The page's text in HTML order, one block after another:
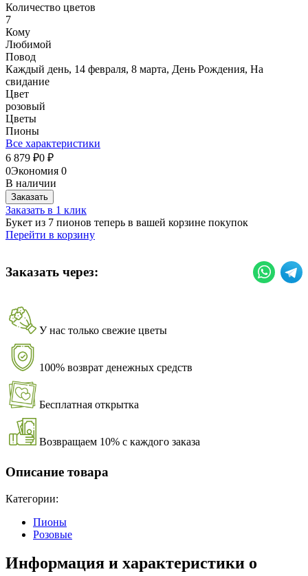
Количество цветов
7
Кому
Любимой
Повод
Каждый день, 14 февраля, 8 марта, День Рождения, На
свидание
Цвет
розовый
Цветы
Пионы
Все характеристики
6 879 ₽0 ₽
0Экономия 0
В наличии
Заказать
Заказать в 1 клик
Букет из 7 пионов теперь в вашей корзине покупок
Перейти в корзину
Заказать через:
У нас только свежие цветы
100% возврат денежных средств
Бесплатная открытка
Возвращаем 10% с каждого заказа
Описание товара
Категории:
Пионы
Розовые
Информация и характеристики о